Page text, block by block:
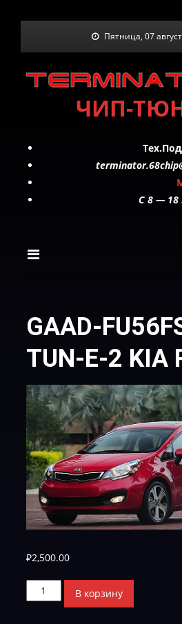
Пятница, 07
ЧИП-
C 8 — 18
GAAD-
TUN-E-2 KIA
₽2,500.00
Количество
товара
В корзину